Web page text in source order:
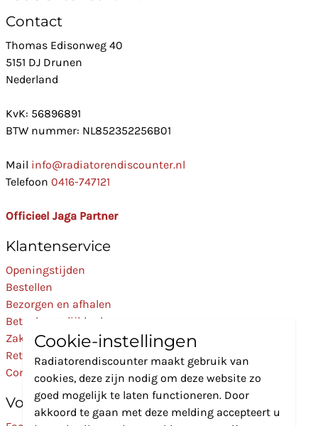
Contact
Thomas Edisonweg 40
5151 DJ Drunen
Nederland
KvK: 56896891
BTW nummer: NL852352256B01
Mail info@radiatorendiscounter.nl
Telefoon 0416-747121
Officieel Jaga Partner
Klantenservice
Openingstijden
Bestellen
Bezorgen en afhalen
Betaalmogelijkheden
Zakelijk
Retourneren
Contact
Volg Ons
Cookie-instellingen
Radiatorendiscounter maakt gebruik van
cookies, deze zijn nodig om deze website zo
goed mogelijk te laten functioneren. Door
akkoord te gaan met deze melding accepteert u